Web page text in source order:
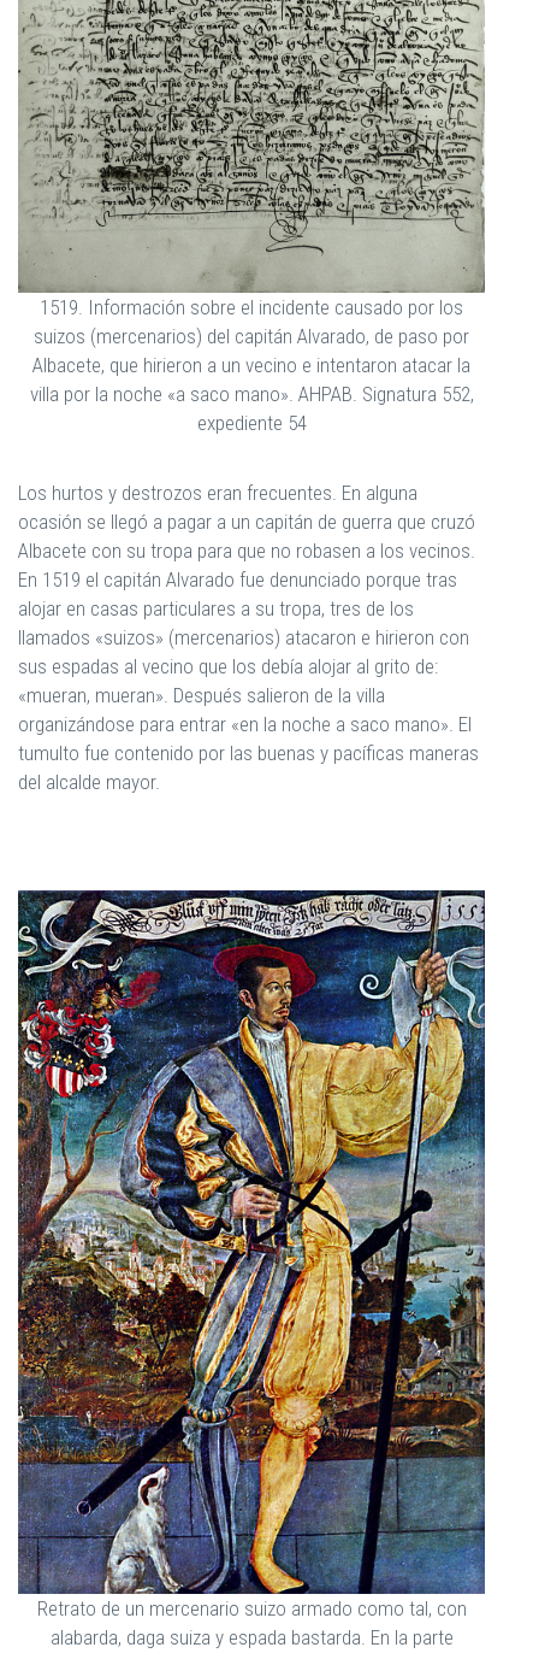
1519. Información sobre el incidente causado por los
suizos (mercenarios) del capitán Alvarado, de paso por
Albacete, que hirieron a un vecino e intentaron atacar la
villa por la noche «a saco mano». AHPAB. Signatura 552,
expediente 54
Los hurtos y destrozos eran frecuentes. En alguna
ocasión se llegó a pagar a un capitán de guerra que cruzó
Albacete con su tropa para que no robasen a los vecinos.
En 1519 el capitán Alvarado fue denunciado porque tras
alojar en casas particulares a su tropa, tres de los
llamados «suizos» (mercenarios) atacaron e hirieron con
sus espadas al vecino que los debía alojar al grito de:
«mueran, mueran». Después salieron de la villa
organizándose para entrar «en la noche a saco mano». El
tumulto fue contenido por las buenas y pacíficas maneras
del alcalde mayor.
Retrato de un mercenario suizo armado como tal, con
alabarda, daga suiza y espada bastarda. En la parte